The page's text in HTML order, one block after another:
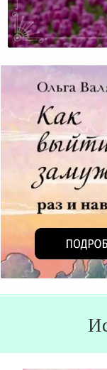
Что Лично